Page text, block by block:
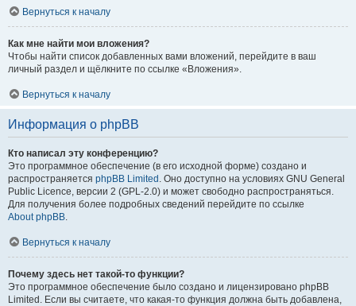
Вернуться к началу
Как мне найти мои вложения?
Чтобы найти список добавленных вами вложений, перейдите в ваш
личный раздел и щёлкните по ссылке «Вложения».
Вернуться к началу
Информация о phpBB
Кто написал эту конференцию?
Это программное обеспечение (в его исходной форме) создано и
распространяется phpBB Limited . Оно доступно на условиях GNU General
Public Licence, версии 2 (GPL-2.0) и может свободно распространяться.
Для получения более подробных сведений перейдите по ссылке
About phpBB.
Вернуться к началу
Почему здесь нет такой-то функции?
Это программное обеспечение было создано и лицензировано phpBB
Limited. Если вы считаете, что какая-то функция должна быть добавлена,